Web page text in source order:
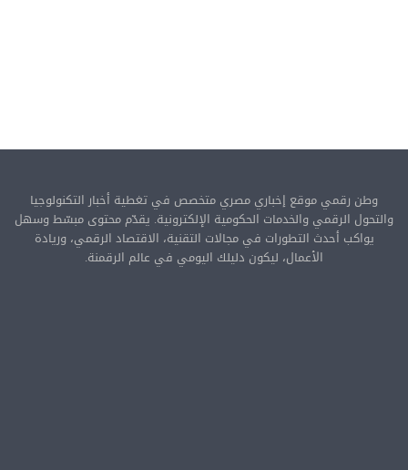
وطن رقمي موقع إخباري مصري متخصص في تغطية أخبار التكنولوجيا
والتحول الرقمي والخدمات الحكومية الإلكترونية. يقدّم محتوى مبسّط وسهل
يواكب أحدث التطورات في مجالات التقنية، الاقتصاد الرقمي، وريادة
الأعمال، ليكون دليلك اليومي في عالم الرقمنة.